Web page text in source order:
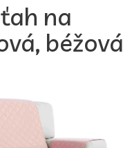
na
béžová